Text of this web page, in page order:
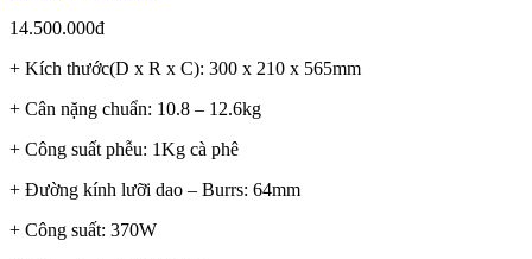
14.500.000đ
+ Kích thước(D x R x C): 300 x 210 x 565mm
+ Cân nặng chuẩn: 10.8 – 12.6kg
+ Công suất phễu: 1Kg cà phê
+ Đường kính lưỡi dao – Burrs: 64mm
+ Công suất: 370W